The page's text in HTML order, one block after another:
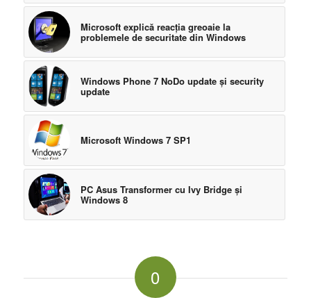
Microsoft explică reacţia greoaie la
problemele de securitate din Windows
Windows Phone 7 NoDo update şi security
update
Microsoft Windows 7 SP1
PC Asus Transformer cu Ivy Bridge şi
Windows 8
0